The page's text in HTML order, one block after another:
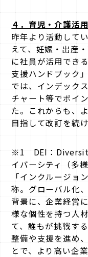
４．育児・介護活
昨年より活動して
えて、妊娠・出産
に社員が活用でき
支援ハンドブック
では、インデック
チャート等でポイ
た。これからも、
目指して改訂を続
※1 DEI：
イバーシティ（多
「インクルージョ
称。グローバル化
背景に、企業経営
様な個性を持つ人
て、誰もが挑戦す
整備や支援を進め
とで、より高い企